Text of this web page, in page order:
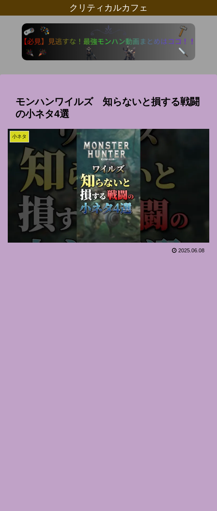
クリティカルカフェ
モンハンワイルズ 知らないと損する戦闘
の小ネタ4選
小ネタ
2025.06.08